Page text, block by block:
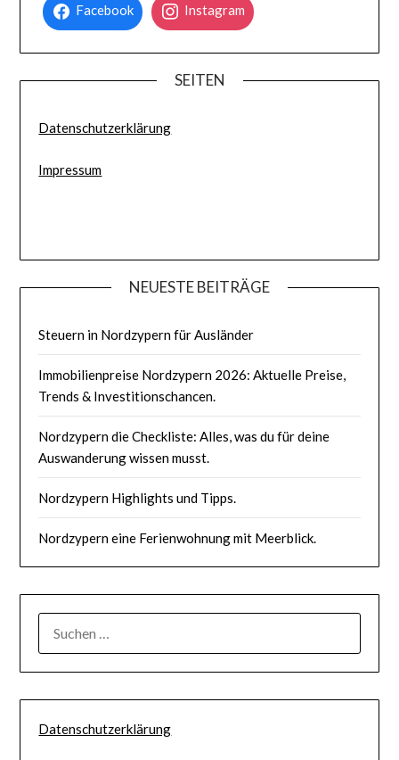
Facebook Instagram
SEITEN
Datenschutzerklärung
Impressum
NEUESTE BEITRÄGE
Steuern in Nordzypern für Ausländer
Immobilienpreise Nordzypern 2026: Aktuelle Preise,
Trends & Investitionschancen.
Nordzypern die Checkliste: Alles, was du für deine
Auswanderung wissen musst.
Nordzypern Highlights und Tipps.
Nordzypern eine Ferienwohnung mit Meerblick.
NACH:
Datenschutzerklärung